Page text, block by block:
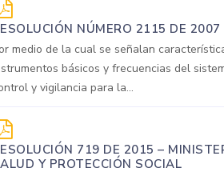
NÚMERO 2115 DE 2007
medio de la cual se señalan
básicos y frecuencias del
y vigilancia para la...
719 DE 2015 –
Y PROTECCIÓN SOCIAL